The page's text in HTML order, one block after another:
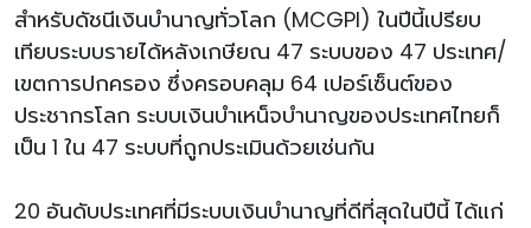
สำหรับดัชนีเงินบำนาญทั่วโลก (MCGPI) ในปีนี้เปรียบ
เทียบระบบรายได้หลังเกษียณ 47 ระบบของ 47 ประเทศ/
เขตการปกครอง ซึ่งครอบคลุม 64 เปอร์เซ็นต์ของ
ประชากรโลก ระบบเงินบำเหน็จบำนาญของประเทศไทยก็
เป็น 1 ใน 47 ระบบที่ถูกประเมินด้วยเช่นกัน
20 อันดับประเทศที่มีระบบเงินบำนาญที่ดีที่สุดในปีนี้ ได้แก่